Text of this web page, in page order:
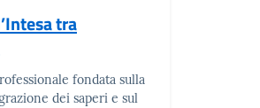
tra
fondata sulla
dei saperi e sul